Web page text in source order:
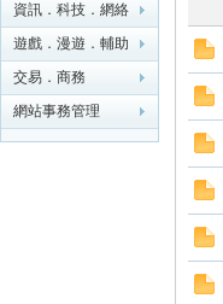
Ys
資訊．科技．網絡
遊戲．漫遊．輔助
工具
交易．商務
網站事務管理